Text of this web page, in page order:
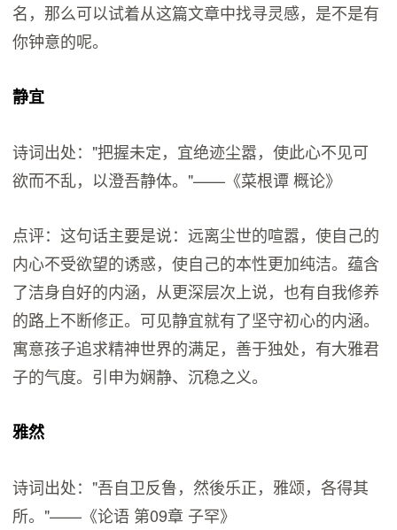
名，那么可以试着从这篇文章中找寻灵感，是不是有
你钟意的呢。
静宜
诗词出处："把握未定，宜绝迹尘嚣，使此心不见可
欲而不乱，以澄吾静体。"——《菜根谭 概论》
点评：这句话主要是说：远离尘世的喧嚣，使自己的
内心不受欲望的诱惑，使自己的本性更加纯洁。蕴含
了洁身自好的内涵，从更深层次上说，也有自我修养
的路上不断修正。可见静宜就有了坚守初心的内涵。
寓意孩子追求精神世界的满足，善于独处，有大雅君
子的气度。引申为娴静、沉稳之义。
雅然
诗词出处："吾自卫反鲁，然後乐正，雅颂，各得其
所。"——《论语 第09章 子罕》